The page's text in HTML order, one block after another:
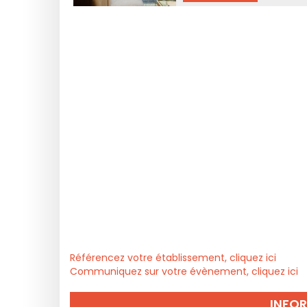
Référencez votre établissement, cliquez ici
Communiquez sur votre évènement, cliquez ici